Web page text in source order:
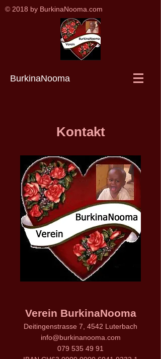
© 2018 by BurkinaNooma.com
BurkinaNooma
Kontakt
Verein BurkinaNooma
Deitingenstrasse 7, 4542 Luterbach
info@burkinanooma.com
079 535 49 91